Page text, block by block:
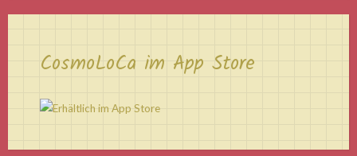
CosmoLoCa im App Store